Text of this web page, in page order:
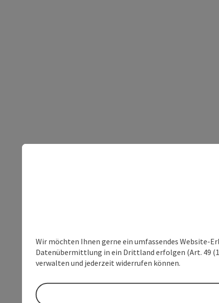
Wir möchten Ihnen gerne ein umfassendes Website-
Datenübermittlung in ein Drittland erfolgen (Art. 49
verwalten und jederzeit widerrufen können.